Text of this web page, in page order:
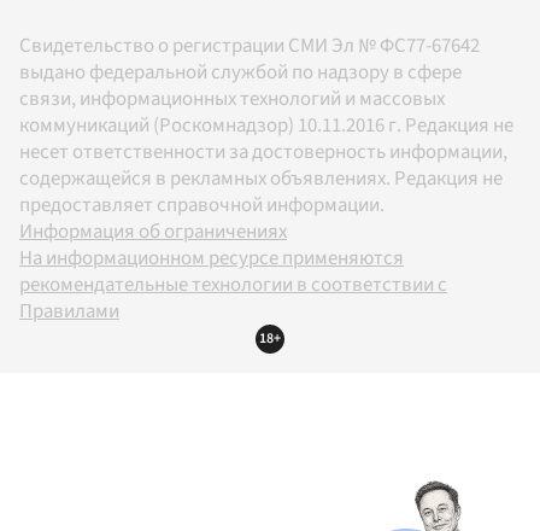
Свидетельство о регистрации СМИ Эл № ФС77-67642
выдано федеральной службой по надзору в сфере
связи, информационных технологий и массовых
коммуникаций (Роскомнадзор) 10.11.2016 г. Редакция не
несет ответственности за достоверность информации,
содержащейся в рекламных объявлениях. Редакция не
предоставляет справочной информации.
Информация об ограничениях
На информационном ресурсе применяются
рекомендательные технологии в соответствии с
Правилами
18+